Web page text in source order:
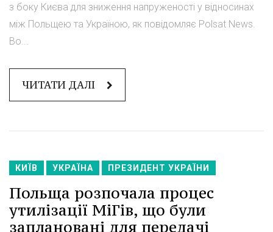
з боку Києва для зниження напруженості у відносинах
між Польщею та Україною, як повідомляє Polsat News.
Во...
ЧИТАТИ ДАЛІ
КИЇВ УКРАЇНА ПРЕЗИДЕНТ УКРАЇНИ
Польща розпочала процес
утилізації МіГів, що були
заплановані для передачі